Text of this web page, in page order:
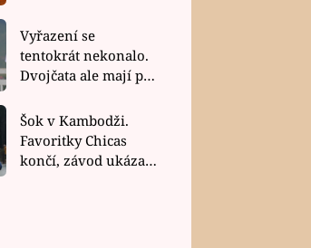
rychlé recepty
Vyřazení se
tentokrát nekonalo.
Dvojčata ale mají po
závodu nůž na krku
Šok v Kambodži.
Favoritky Chicas
končí, závod ukázal